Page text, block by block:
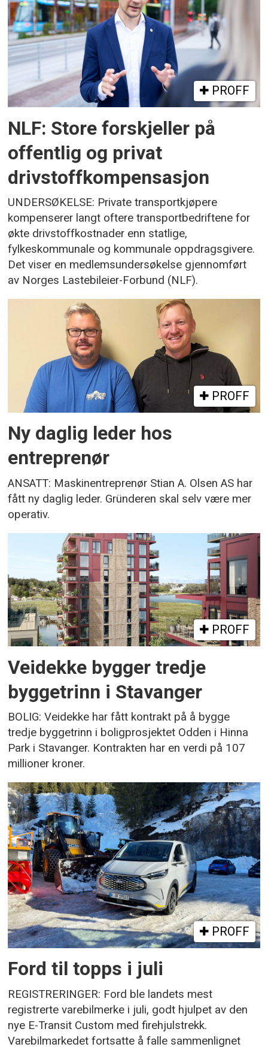
PROFF
NLF: Store forskjeller på
offentlig og privat
drivstoffkompensasjon
UNDERSØKELSE: Private transportkjøpere
kompenserer langt oftere transportbedriftene for
økte drivstoffkostnader enn statlige,
fylkeskommunale og kommunale oppdragsgivere.
Det viser en medlemsundersøkelse gjennomført
av Norges Lastebileier-Forbund (NLF).
PROFF
Ny daglig leder hos
entreprenør
ANSATT: Maskinentreprenør Stian A. Olsen AS har
fått ny daglig leder. Gründeren skal selv være mer
operativ.
PROFF
Veidekke bygger tredje
byggetrinn i Stavanger
BOLIG: Veidekke har fått kontrakt på å bygge
tredje byggetrinn i boligprosjektet Odden i Hinna
Park i Stavanger. Kontrakten har en verdi på 107
millioner kroner.
PROFF
Ford til topps i juli
REGISTRERINGER: Ford ble landets mest
registrerte varebilmerke i juli, godt hjulpet av den
nye E-Transit Custom med firehjulstrekk.
Varebilmarkedet fortsatte å falle sammenlignet